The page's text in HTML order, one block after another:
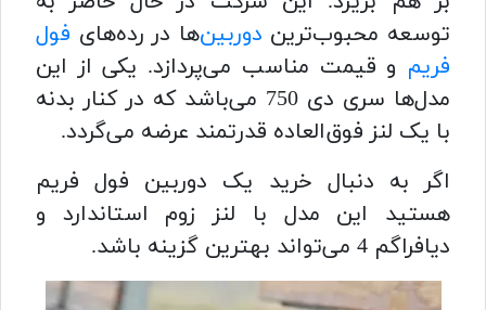
توسعه محبوب‌ترین دوربین‌ها در رده‌های فول
فریم و قیمت مناسب می‌پردازد. یکی از این
مدل‌ها سری دی 750 می‌باشد که در کنار بدنه
با یک لنز فوق‌العاده قدرتمند عرضه می‌گردد.
اگر به دنبال خرید یک دوربین فول فریم
هستید این مدل با لنز زوم استاندارد و
دیافراگم 4 می‌تواند بهترین گزینه باشد.